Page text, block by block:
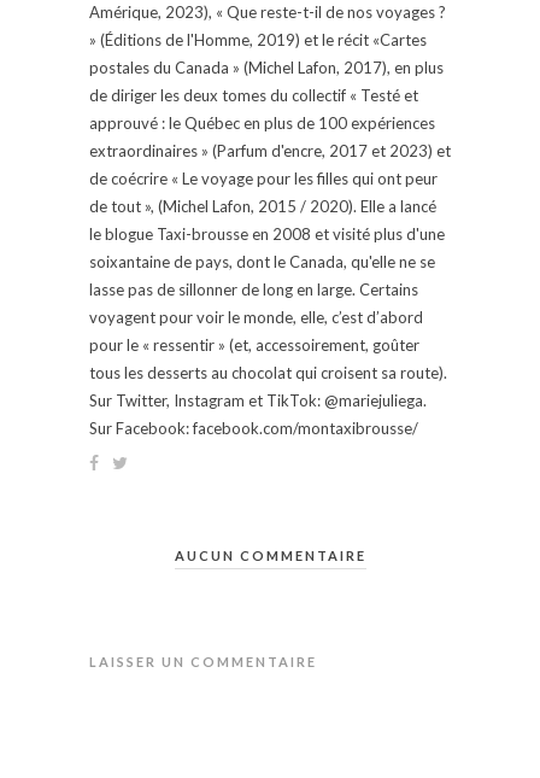
Amérique, 2023), « Que reste-t-il de nos voyages ?
» (Éditions de l'Homme, 2019) et le récit «Cartes
postales du Canada » (Michel Lafon, 2017), en plus
de diriger les deux tomes du collectif « Testé et
approuvé : le Québec en plus de 100 expériences
extraordinaires » (Parfum d'encre, 2017 et 2023) et
de coécrire « Le voyage pour les filles qui ont peur
de tout », (Michel Lafon, 2015 / 2020). Elle a lancé
le blogue Taxi-brousse en 2008 et visité plus d'une
soixantaine de pays, dont le Canada, qu'elle ne se
lasse pas de sillonner de long en large. Certains
voyagent pour voir le monde, elle, c’est d’abord
pour le « ressentir » (et, accessoirement, goûter
tous les desserts au chocolat qui croisent sa route).
Sur Twitter, Instagram et TikTok: @mariejuliega.
Sur Facebook: facebook.com/montaxibrousse/
AUCUN COMMENTAIRE
LAISSER UN COMMENTAIRE